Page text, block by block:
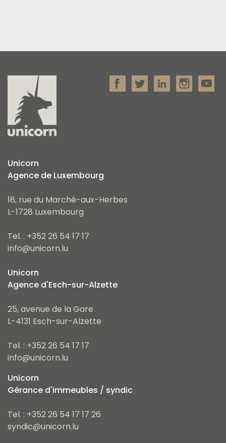
Unicorn
Agence de Luxembourg
18, rue du Marché-aux-Herbes
L-1728 Luxembourg
Tel. : +352 26 54 17 17
info@unicorn.lu
Unicorn
Agence d'Esch-sur-Alzette
25, avenue de la Gare
L-4131 Esch-sur-Alzette
Tel. : +352 26 54 17 17
info@unicorn.lu
Unicorn
Gérance d'immeubles / syndic
Tel. : +352 26 54 17 17 26
syndic@unicorn.lu